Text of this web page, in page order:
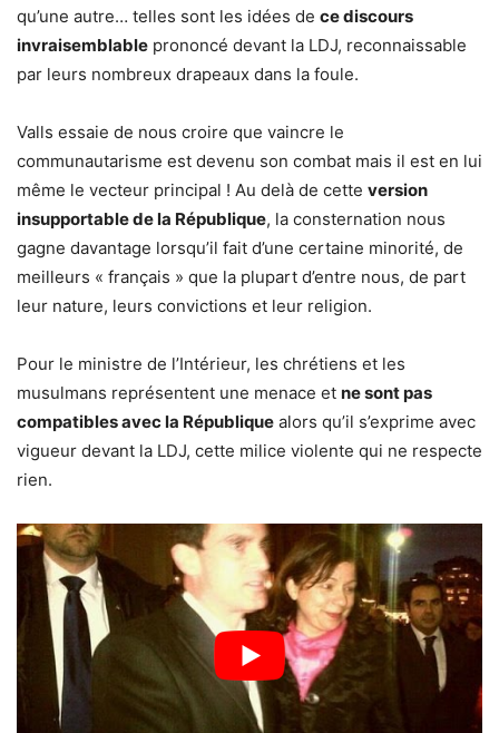
qu’une autre… telles sont les idées de ce discours
invraisemblable prononcé devant la LDJ, reconnaissable
par leurs nombreux drapeaux dans la foule.
Valls essaie de nous croire que vaincre le
communautarisme est devenu son combat mais il est en lui
même le vecteur principal ! Au delà de cette version
insupportable de la République, la consternation nous
gagne davantage lorsqu’il fait d’une certaine minorité, de
meilleurs « français » que la plupart d’entre nous, de part
leur nature, leurs convictions et leur religion.
Pour le ministre de l’Intérieur, les chrétiens et les
musulmans représentent une menace et ne sont pas
compatibles avec la République alors qu’il s’exprime avec
vigueur devant la LDJ, cette milice violente qui ne respecte
rien.